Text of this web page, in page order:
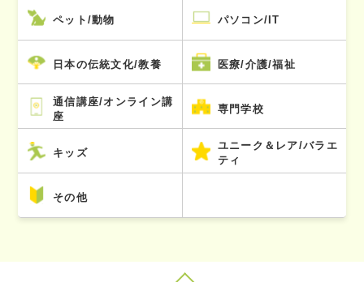
ペット/動物 パソコン/IT
日本の伝統文化/教養 医療/介護/福祉
通信講座/オンライン講
座
専門学校
キッズ
ユニーク＆レア/バラエ
ティ
その他